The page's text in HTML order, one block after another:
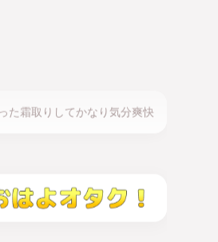
た霜取りしてかなり気分爽快